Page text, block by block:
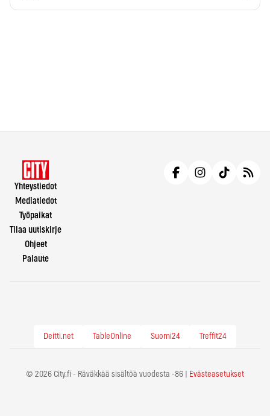
Yhteystiedot
Mediatiedot
Työpaikat
Tilaa uutiskirje
Ohjeet
Palaute
Deitti.net TableOnline Suomi24 Treffit24
© 2026 City.fi - Räväkkää sisältöä vuodesta -86 | Evästeasetukset